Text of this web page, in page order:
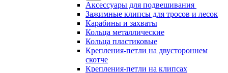
Аксессуары для подвешивания
Зажимные клипсы для тросов и лесок
Карабины и захваты
Кольца металлические
Кольца пластиковые
Крепления-петли на двустороннем
скотче
Крепления-петли на клипсах